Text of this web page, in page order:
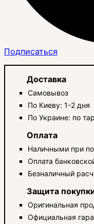
Подписаться
Доставка
Самовывоз
По Киеву: 1-2 дня
По Украине: по
Оплата
Наличными при
Оплата
Безналичный
Защита
Оригинальная
Официальная